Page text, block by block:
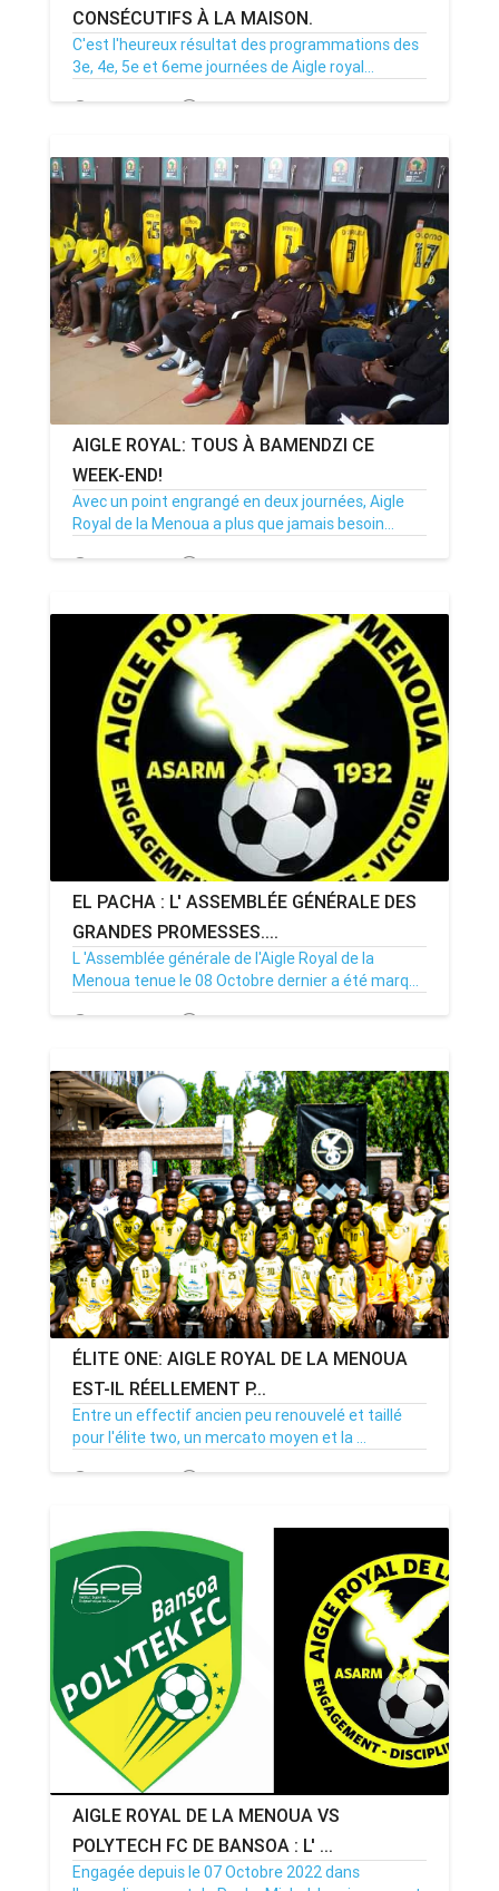
CONSÉCUTIFS À LA MAISON.
C'est l'heureux résultat des programmations des
3e, 4e, 5e et 6eme journées de Aigle royal...
27/10/22 Par MenouActu 0
AIGLE ROYAL: TOUS À BAMENDZI CE
WEEK-END!
Avec un point engrangé en deux journées, Aigle
Royal de la Menoua a plus que jamais besoin...
26/10/22 Par MenouActu 0
EL PACHA : L' ASSEMBLÉE GÉNÉRALE DES
GRANDES PROMESSES....
L 'Assemblée générale de l'Aigle Royal de la
Menoua tenue le 08 Octobre dernier a été marq...
14/10/22 Par MenouActu 0
ÉLITE ONE: AIGLE ROYAL DE LA MENOUA
EST-IL RÉELLEMENT P...
Entre un effectif ancien peu renouvelé et taillé
pour l'élite two, un mercato moyen et la ...
12/10/22 Par MenouActu 0
AIGLE ROYAL DE LA MENOUA VS
POLYTECH FC DE BANSOA : L' ...
Engagée depuis le 07 Octobre 2022 dans